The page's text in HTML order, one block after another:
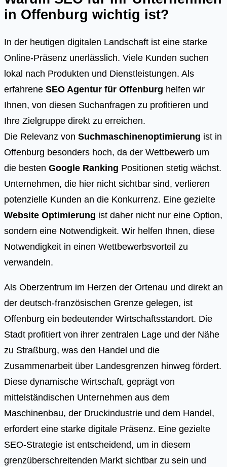
in Offenburg wichtig ist?
In der heutigen digitalen Landschaft ist eine starke
Online-Präsenz unerlässlich. Viele Kunden suchen
lokal nach Produkten und Dienstleistungen. Als
erfahrene SEO Agentur für Offenburg helfen wir
Ihnen, von diesen Suchanfragen zu profitieren und
Ihre Zielgruppe direkt zu erreichen.
Die Relevanz von Suchmaschinenoptimierung ist in
Offenburg besonders hoch, da der Wettbewerb um
die besten Google Ranking Positionen stetig wächst.
Unternehmen, die hier nicht sichtbar sind, verlieren
potenzielle Kunden an die Konkurrenz. Eine gezielte
Website Optimierung ist daher nicht nur eine Option,
sondern eine Notwendigkeit. Wir helfen Ihnen, diese
Notwendigkeit in einen Wettbewerbsvorteil zu
verwandeln.
Als Oberzentrum im Herzen der Ortenau und direkt an
der deutsch-französischen Grenze gelegen, ist
Offenburg ein bedeutender Wirtschaftsstandort. Die
Stadt profitiert von ihrer zentralen Lage und der Nähe
zu Straßburg, was den Handel und die
Zusammenarbeit über Landesgrenzen hinweg fördert.
Diese dynamische Wirtschaft, geprägt von
mittelständischen Unternehmen aus dem
Maschinenbau, der Druckindustrie und dem Handel,
erfordert eine starke digitale Präsenz. Eine gezielte
SEO-Strategie ist entscheidend, um in diesem
grenzüberschreitenden Markt sichtbar zu sein und